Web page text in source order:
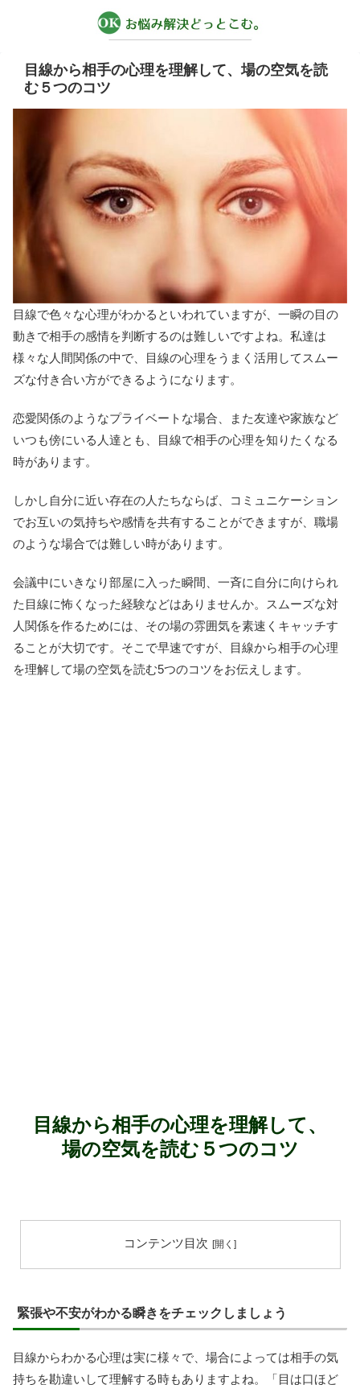
目線から相手の心理を理解して、場の空気を読
む５つのコツ
目線で色々な心理がわかるといわれていますが、一瞬の目の
動きで相手の感情を判断するのは難しいですよね。私達は
様々な人間関係の中で、目線の心理をうまく活用してスムー
ズな付き合い方ができるようになります。
恋愛関係のようなプライベートな場合、また友達や家族など
いつも傍にいる人達とも、目線で相手の心理を知りたくなる
時があります。
しかし自分に近い存在の人たちならば、コミュニケーション
でお互いの気持ちや感情を共有することができますが、職場
のような場合では難しい時があります。
会議中にいきなり部屋に入った瞬間、一斉に自分に向けられ
た目線に怖くなった経験などはありませんか。スムーズな対
人関係を作るためには、その場の雰囲気を素速くキャッチす
ることが大切です。そこで早速ですが、目線から相手の心理
を理解して場の空気を読む5つのコツをお伝えします。
目線から相手の心理を理解して、
場の空気を読む５つのコツ
コンテンツ目次
緊張や不安がわかる瞬きをチェックしましょう
目線からわかる心理は実に様々で、場合によっては相手の気
持ちを勘違いして理解する時もありますよね。「目は口ほど